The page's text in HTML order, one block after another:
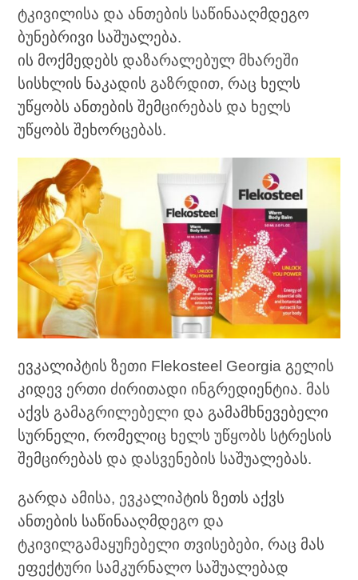
ტკივილისა და ანთების საწინააღმდეგო
ბუნებრივი საშუალება.
ის მოქმედებს დაზარალებულ მხარეში
სისხლის ნაკადის გაზრდით, რაც ხელს
უწყობს ანთების შემცირებას და ხელს
უწყობს შეხორცებას.
ევკალიპტის ზეთი Flekosteel Georgia გელის
კიდევ ერთი ძირითადი ინგრედიენტია. მას
აქვს გამაგრილებელი და გამამხნევებელი
სურნელი, რომელიც ხელს უწყობს სტრესის
შემცირებას და დასვენების საშუალებას.
გარდა ამისა, ევკალიპტის ზეთს აქვს
ანთების საწინააღმდეგო და
ტკივილგამაყუჩებელი თვისებები, რაც მას
ეფექტური სამკურნალო საშუალებად